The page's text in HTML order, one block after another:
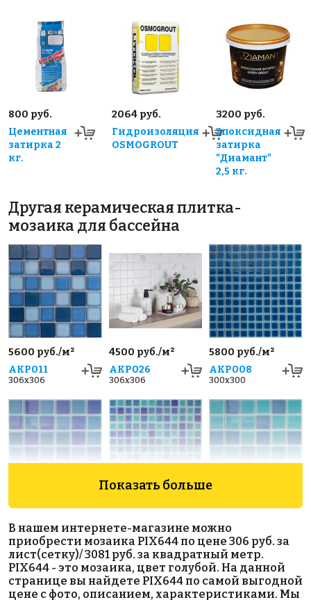
800 руб.
Цементная
затирка 2
кг.
2064 руб.
Гидроизоляция
OSMOGROUT
3200 руб.
Эпоксидная
затирка
"Диамант"
2,5 кг.
Другая керамическая плитка-
мозаика для бассейна
5600 руб./м²
AKP011
306x306
4500 руб./м²
AKP026
306x306
5800 руб./м²
AKP008
300x300
5600 руб./м²
AKP016
306x306
5800 руб./м²
AKP009
300x300
5600 руб./м²
AKP015
306x306
Показать больше
В нашем интернете-магазине можно
приобрести мозаика PIX644 по цене 306 руб. за
лист(сетку)/ 3081 руб. за квадратный метр.
PIX644 - это мозаика, цвет голубой. На данной
странице вы найдете PIX644 по самой выгодной
цене с фото, описанием, характеристиками. Мы